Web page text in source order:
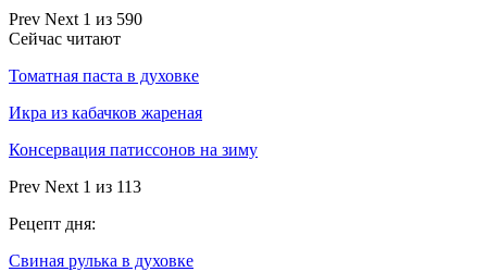
Prev Next 1 из 590
Сейчас читают
Томатная паста в духовке
Икра из кабачков жареная
Консервация патиссонов на зиму
Prev Next 1 из 113
Рецепт дня:
Свиная рулька в духовке